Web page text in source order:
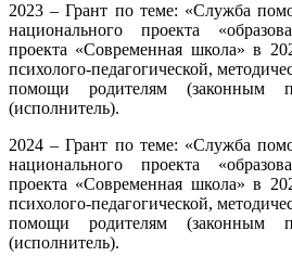
2023 – Грант по теме: «Служба
национального проекта
проекта «Современная школа» в
психолого-педагогической,
помощи родителям (законным
(исполнитель).
2024 – Грант по теме: «Служба
национального проекта
проекта «Современная школа» в
психолого-педагогической,
помощи родителям (законным
(исполнитель).